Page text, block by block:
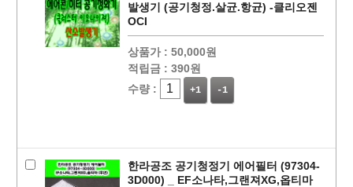
발생기 (공기청정.살균.항균) -클리오젠
OCI
상품가 : 50,000원
적립금 : 390원
수량 :
+1 -1
한라공조 공기청정기 에어필터 (97304-
3D000) _ EF소나타,그랜져XG,옵티마